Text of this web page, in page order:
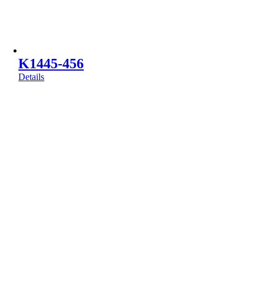
K1445-456
Details